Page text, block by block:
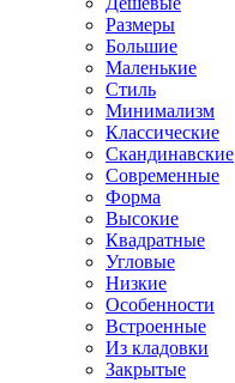
Размеры
Большие
Маленькие
Стиль
Минимализм
Классические
Скандинавские
Современные
Форма
Высокие
Квадратные
Угловые
Низкие
Особенности
Встроенные
Из кладовки
Закрытые